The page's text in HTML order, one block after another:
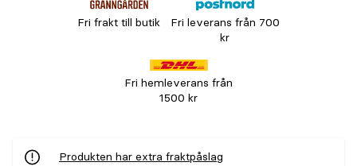
Fri frakt till butik
Fri leverans från 700
kr
Fri hemleverans från
1500 kr
Produkten har extra fraktpåslag